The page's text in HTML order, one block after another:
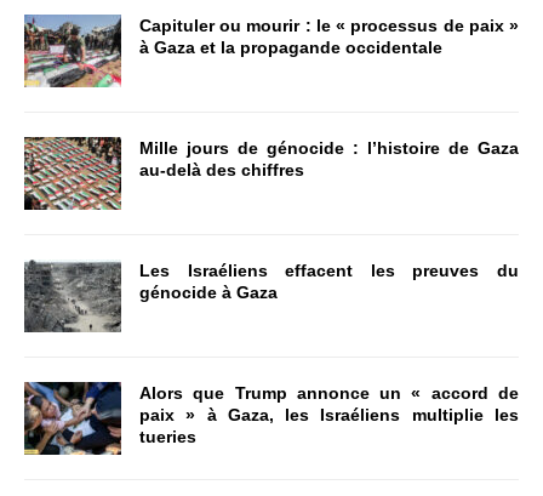
Capituler ou mourir : le « processus de paix »
à Gaza et la propagande occidentale
Mille jours de génocide : l’histoire de Gaza
au-delà des chiffres
Les Israéliens effacent les preuves du
génocide à Gaza
Alors que Trump annonce un « accord de
paix » à Gaza, les Israéliens multiplie les
tueries